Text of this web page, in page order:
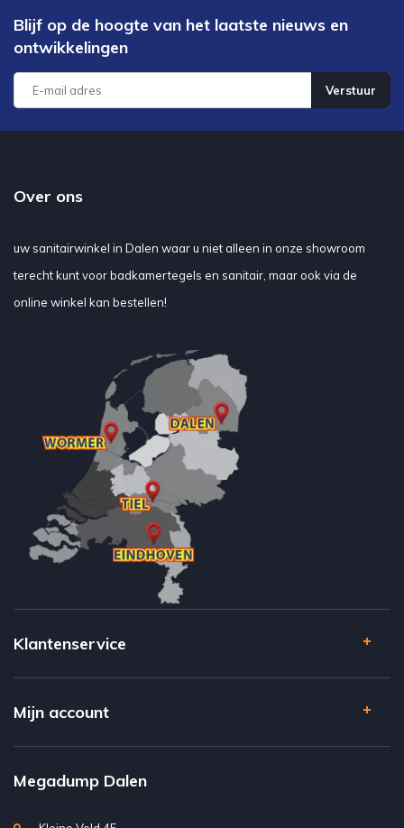
Blijf op de hoogte van het laatste nieuws en
ontwikkelingen
Verstuur
Over ons
uw sanitairwinkel in Dalen waar u niet alleen in onze showroom
terecht kunt voor badkamertegels en sanitair, maar ook via de
online winkel kan bestellen!
Klantenservice
Mijn account
Megadump Dalen